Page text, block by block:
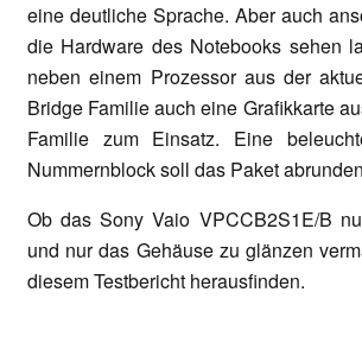
eine deutliche Sprache. Aber auch
die Hardware des Notebooks sehen
neben einem Prozessor aus der
Bridge Familie auch eine Grafikkarte
Familie zum Einsatz. Eine
Nummernblock soll das Paket
Ob das Sony Vaio VPCCB2S1E/B
und nur das Gehäuse zu glänzen
diesem Testbericht herausfinden.